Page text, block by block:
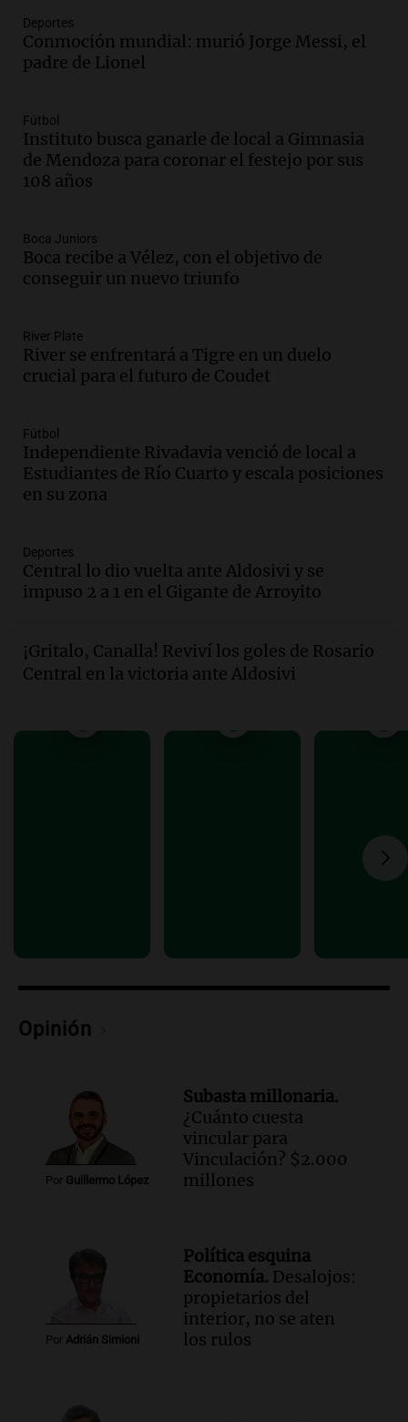
Audio.Mateo, a los 25 años, lucha
para poder seguir viviend
Una mañana para todos
Episodios
Audio.
Una mañana para todos
Episodios
Audio. Altas Cumbres: rescataron a una
un precipicio
Una mañana para todos
Episodios
con Jujuy
Panorama Federal
Episodios
proteínas
Una mañana para todos
Episodios
la cooperativa Talamochita en Villa
María
Panorama Federal
Audio.Vandalismo en San Miguel de
Deportes
Conmoción mundial: murió Jorge Messi, el
padre de Lionel
Fútbol
Instituto busca ganarle de local a Gimnasia
de Mendoza para coronar el festejo por sus
108 años
Boca Juniors
Boca recibe a Vélez, con el objetivo de
conseguir un nuevo triunfo
River Plate
River se enfrentará a Tigre en un duelo
crucial para el futuro de Coudet
Fútbol
Independiente Rivadavia venció de local a
Estudiantes de Río Cuarto y escala posiciones
en su zona
Deportes
Central lo dio vuelta ante Aldosivi y se
impuso 2 a 1 en el Gigante de Arroyito
¡Gritalo, Canalla! Reviví los goles de Rosario
Central en la victoria ante Aldosivi
Opinión
Por Guillermo López
Subasta millonaria.
¿Cuánto cuesta
vincular para
Vinculación? $2.000
millones
Por Adrián Simioni
Política esquina
Economía. Desalojos:
propietarios del
interior, no se aten
los rulos